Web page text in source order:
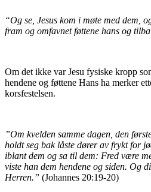
“Og se, Jesus kom i møte med dem,
fram og omfavnet føttene hans og
Om det ikke var Jesu fysiske kropp
hendene og føttene Hans ha merker
korsfestelsen.
”Om kvelden samme dagen, den
holdt seg bak låste dører av frykt for
iblant dem og sa til dem: Fred være
viste han dem hendene og siden. Og
Herren.” (Johannes 20:19-20)